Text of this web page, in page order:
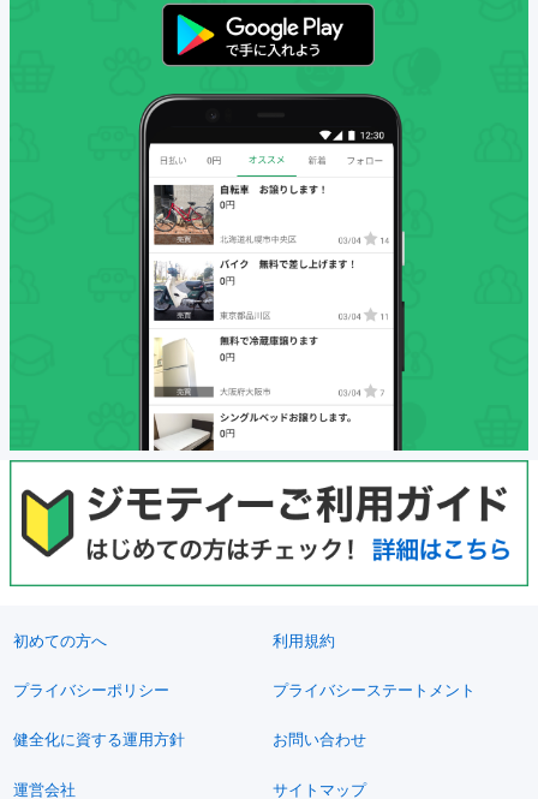
初めての方へ 利用規約
プライバシーポリシー プライバシーステートメント
健全化に資する運用方針 お問い合わせ
運営会社 サイトマップ